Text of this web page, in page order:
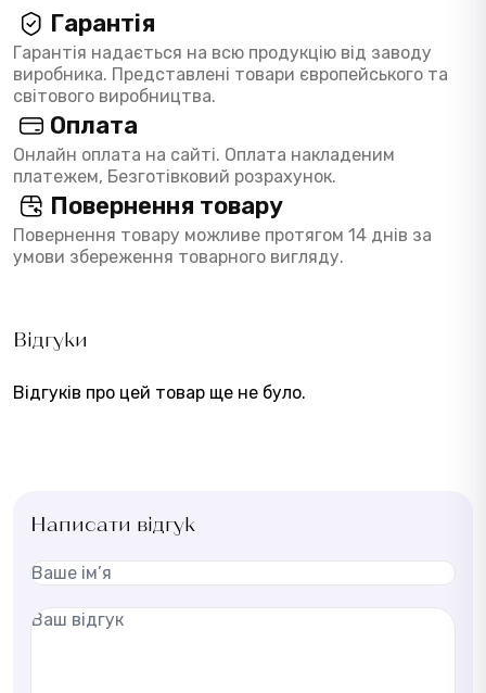
Гарантія
Гарантія надається на всю продукцію від заводу
виробника. Представлені товари європейського та
світового виробництва.
Оплата
Онлайн оплата на сайті. Оплата накладеним
платежем, Безготівковий розрахунок.
Повернення товару
Повернення товару можливе протягом 14 днів за
умови збереження товарного вигляду.
Відгуки
Відгуків про цей товар ще не було.
Написати відгук